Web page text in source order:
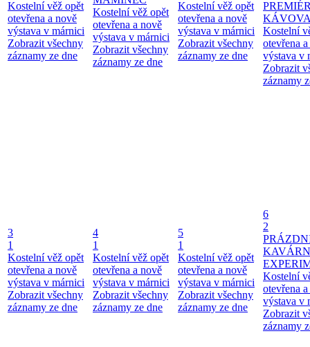
Kostelní věž opět
otevřena a nově
výstava v márnici
Zobrazit všechny
záznamy ze dne
Kostelní věž opět
otevřena a nově
výstava v márnici
Zobrazit všechny
záznamy ze dne
Kostelní věž opět
otevřena a nově
výstava v márnici
Zobrazit všechny
záznamy ze dne
Kostelní
otevřena
výstava v
Zobrazit
záznamy
3
1
Kostelní věž opět
otevřena a nově
výstava v márnici
Zobrazit všechny
záznamy ze dne
4
1
Kostelní věž opět
otevřena a nově
výstava v márnici
Zobrazit všechny
záznamy ze dne
5
1
Kostelní věž opět
otevřena a nově
výstava v márnici
Zobrazit všechny
záznamy ze dne
6
2
Kostelní
otevřena
výstava v
Zobrazit
záznamy